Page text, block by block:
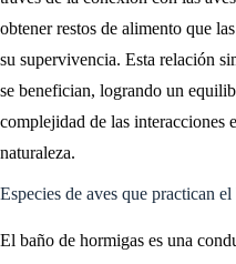
obtener restos de alimento que
su supervivencia. Esta relación
se benefician, logrando un
complejidad de las interacciones
naturaleza.
Especies de aves que practican
El baño de hormigas es una